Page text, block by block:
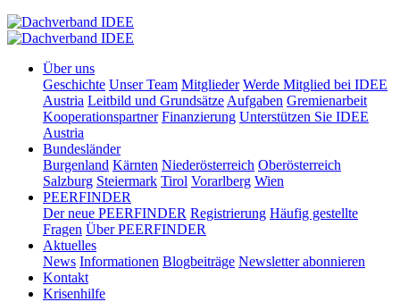
Über uns
Geschichte Unser Team Mitglieder Werde Mitglied bei IDEE
Austria Leitbild und Grundsätze Aufgaben Gremienarbeit
Kooperationspartner Finanzierung Unterstützen Sie IDEE
Austria
Bundesländer
Burgenland Kärnten Niederösterreich Oberösterreich
Salzburg Steiermark Tirol Vorarlberg Wien
PEERFINDER
Der neue PEERFINDER Registrierung Häufig gestellte
Fragen Über PEERFINDER
Aktuelles
News Informationen Blogbeiträge Newsletter abonnieren
Kontakt
Krisenhilfe